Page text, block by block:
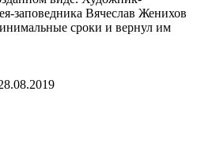
заповедника Вячеслав Женихов
сроки и вернул им